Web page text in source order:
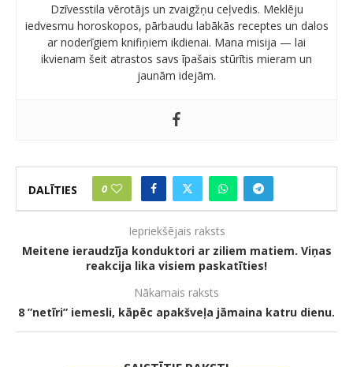
Dzīvesstila vērotājs un zvaigžņu ceļvedis. Meklēju
iedvesmu horoskopos, pārbaudu labākās receptes un dalos
ar noderīgiem knifiņiem ikdienai. Mana misija — lai
ikvienam šeit atrastos savs īpašais stūrītis mieram un
jaunām idejām.
DALĪTIES 0
Iepriekšējais raksts
Meitene ieraudzīja konduktori ar ziliem matiem. Viņas
reakcija lika visiem paskatīties!
Nākamais raksts
8 ”netīri” iemesli, kāpēc apakšveļa jāmaina katru dienu.